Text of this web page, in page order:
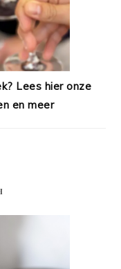
Lees hier onze
en meer